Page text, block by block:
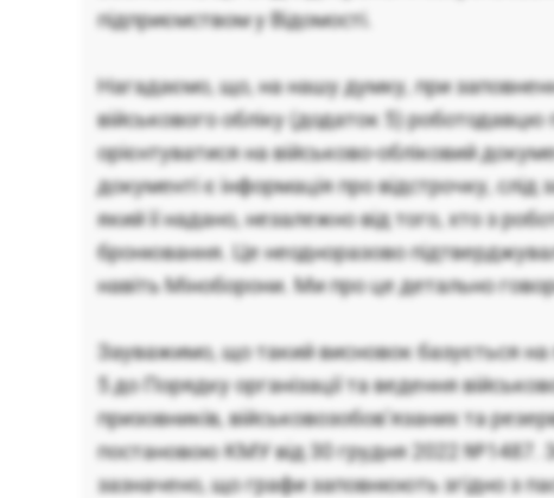
підприємством у Відомості.
Нагадаємо, що, на нашу думку, при
військового обліку (додаток 5) роботодавцю
орієнтуватися на військово-обліковий
документі є інформація про відстрочку, слід
який її надано, незалежно від того, хто з
бронювання. Це неодноразово
навіть Міноборони. Ми про це детально
Зауважимо, що такий висновок базується на
5 до Порядку організації та ведення
призовників, військовозобов’язаних та
постановою КМУ від 30 грудня 2022 №1487.
зазначено, що графи заповнюють згідно з